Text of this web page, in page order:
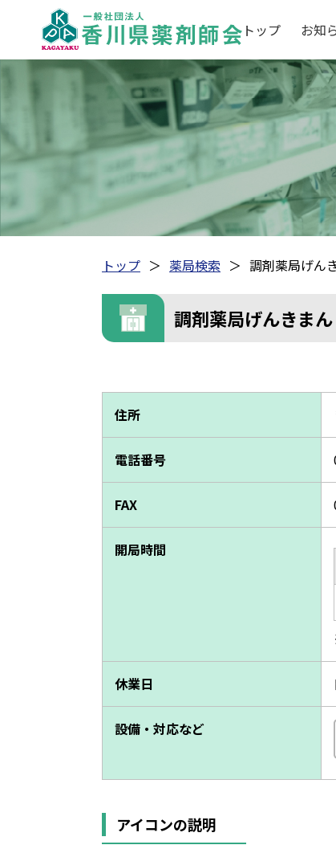
トップ お知
トップ 薬局検索 調剤薬局げん
調剤薬局げんきまん
住所
電話番号
FAX
開局時間
休業日
設備・対応など
アイコンの説明